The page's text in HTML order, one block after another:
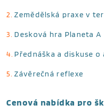
Zemědělská praxe v
Desková hra Planeta A
Přednáška a diskuse
Závěrečná reflexe
Cenová nabídka pro